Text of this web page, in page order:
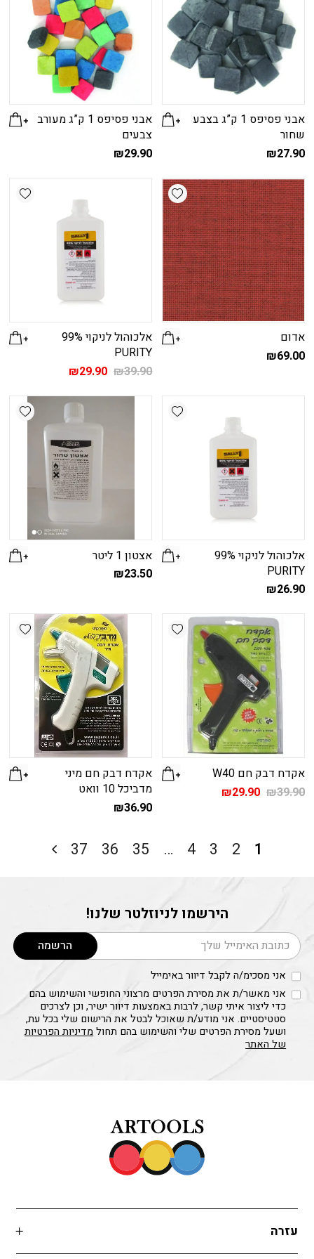
אבני פסיפס 1 ק”ג בצבע
שחור
₪27.90
אבני פסיפס 1 ק”ג מעורב
צבעים
₪29.90
Add wishlist
אדום
₪69.00
אלכוהול לניקוי 99%
PURITY
₪39.90 המחיר
היה:
₪39.90.
₪29.90 המחיר
הוא:
₪29.90. Add wishlist
אלכוהול לניקוי 99%
PURITY
₪26.90
אצטון 1 ליטר
₪23.50
Add wishlist
אקדח דבק חם W40
₪39.90 המחיר₪29.90
אקדח דבק חם מיני
מדביכל 10 וואט
₪36.90
1
2
3
4
…
35
36
37
הירשמו לניוזלטר שלנו!
דוא׳׳ל הרשמה
אני מסכימ/ה לקבל דיוור באימייל
אני מאשר/ת את מסירת הפרטים מרצוני החופשי והשימוש בהם
כדי ליצור איתי קשר, לרבות באמצעות דיוור ישיר, וכן לצרכים
סטטיסטיים. אני מודע/ת שאוכל לבטל את הרישום שלי בכל עת,
ושעל מסירת הפרטים שלי והשימוש בהם תחולמדיניות הפרטיות
של האתר
עזרה